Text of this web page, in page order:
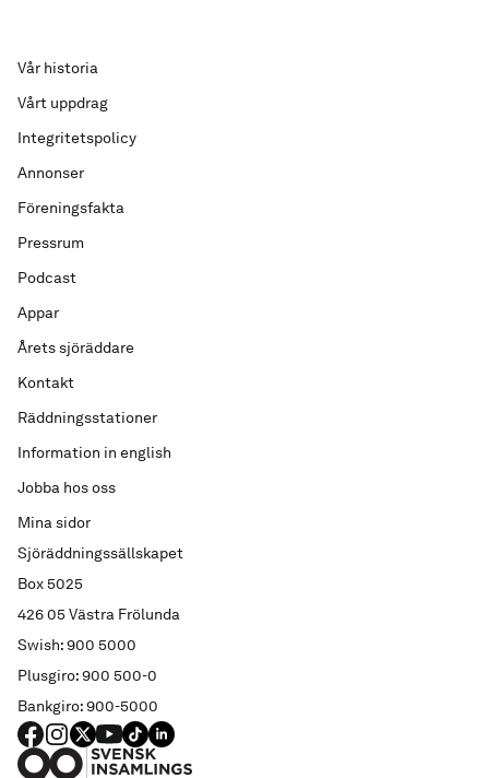
Sjöräddningssällskapet
Box 5025
426 05 Västra Frölunda
Swish: 900 5000
Plusgiro: 900 500-0
Bankgiro: 900-5000
Vår historia
Vårt uppdrag
Integritetspolicy
Annonser
Föreningsfakta
Pressrum
Podcast
Appar
Årets sjöräddare
Kontakt
Räddningsstationer
Information in english
Jobba hos oss
Mina sidor
FACEBOOK
Instagram
X YouTube
TIKTOKLINKED IN